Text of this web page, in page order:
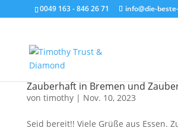
0049 163 - 846 26 71 info@die-
Zauberhaft in Bremen und
von timothy| Nov. 10, 2023
Seid bereit!! Viele Grüße aus Essen.